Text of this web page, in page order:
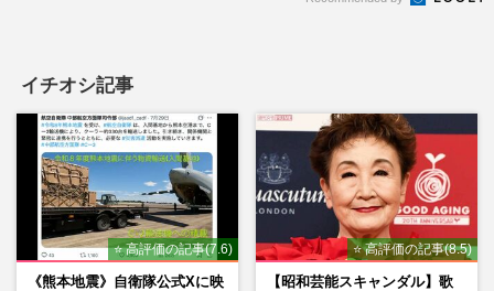
イチオシ記事
⭐ 高評価の記事(7.6)
《熊本地震》自衛隊公式Xに映
⭐ 高評価の記事(8.5)
【昭和芸能スキャンダル】歌